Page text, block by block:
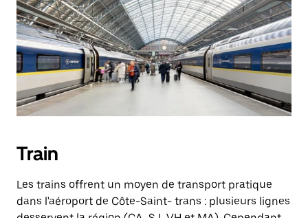
Train
Les trains offrent un moyen de transport pratique
dans l'aéroport de Côte-Saint- trans : plusieurs lignes